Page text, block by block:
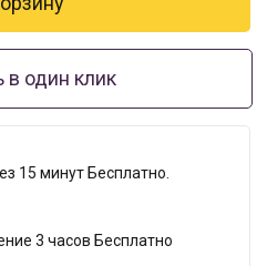
в один клик
15 минут Бесплатно.
3 часов Бесплатно